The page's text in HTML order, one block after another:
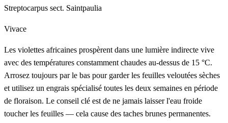
Streptocarpus sect. Saintpaulia
Vivace
Les violettes africaines prospèrent dans une lumière indirecte vive
avec des températures constamment chaudes au-dessus de 15 °C.
Arrosez toujours par le bas pour garder les feuilles veloutées sèches
et utilisez un engrais spécialisé toutes les deux semaines en période
de floraison. Le conseil clé est de ne jamais laisser l'eau froide
toucher les feuilles — cela cause des taches brunes permanentes.